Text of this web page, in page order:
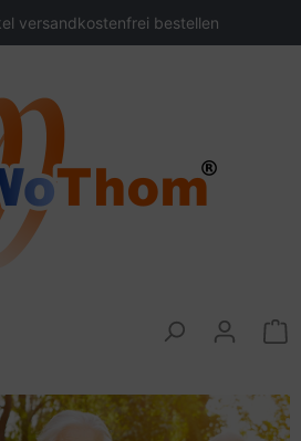
versandkostenfrei bestellen